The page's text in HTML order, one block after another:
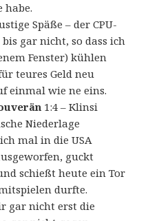
habe.
Späße – der CPU-
gar nicht, so dass ich
Fenster) kühlen
teures Geld neu
einmal wie ne eins.
1:4 – Klinsi
Niederlage
mal in die USA
guckt
schießt heute ein Tor
durfte.
gar nicht erst die